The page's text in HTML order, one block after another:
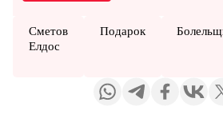
Сметов
Елдос
Подарок